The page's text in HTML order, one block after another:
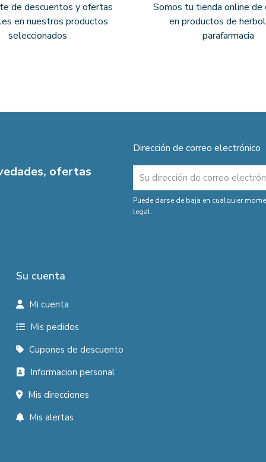
de descuentos y ofertas
en nuestros productos
seleccionados
Somos tu tienda online de
en productos de
parafarmacia
ofertas
Dirección de correo electrónico
Puede darse de baja en cualquier
legal.
Su cuenta
Mi cuenta
Mis pedidos
Cupones de descuento
Informacion personal
Mis direcciones
Mis alertas